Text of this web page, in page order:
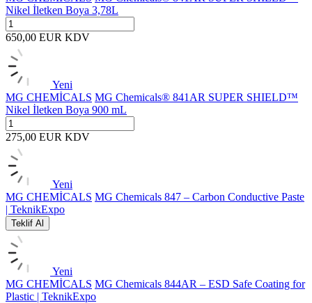
Nikel İletken Boya 3,78L
650,00 EUR KDV
Yeni
MG CHEMİCALS MG Chemicals® 841AR SUPER SHIELD™
Nikel İletken Boya 900 mL
275,00 EUR KDV
Yeni
MG CHEMİCALS MG Chemicals 847 – Carbon Conductive Paste
| TeknikExpo
Teklif Al
Yeni
MG CHEMİCALS MG Chemicals 844AR – ESD Safe Coating for
Plastic | TeknikExpo